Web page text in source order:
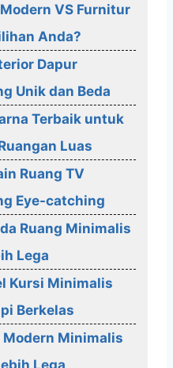
VS Furnitur
Anda?
Dapur
Unik dan Beda
Terbaik untuk
Luas
Ruang TV
Eye-catching
Ruang Minimalis
Lega
Kursi Minimalis
Berkelas
Modern Minimalis
Lega